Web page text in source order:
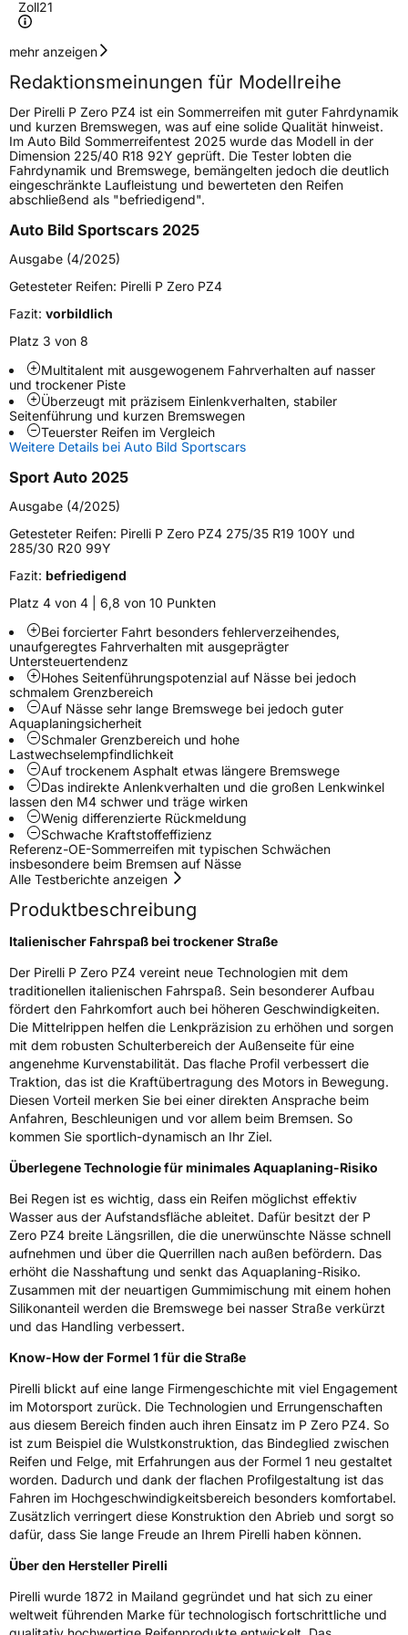
Zoll21
Geschwindigkeitsindex
Höchstgeschwindigkeit
300 km/h
Lastindex 111
Höchstlast1090 kg
Gewicht (in kg)17,21 kg
Generelle Merkmale
FahrzeugtypSUV
VerwendungSommerreifen
ModellnameP Zero PZ4
Fahrzeugart
Weitere Eigenschaften
SchlauchtypTL
ZustandNeureifen
Verstärkt XL
FelgenschutzFR
Empfohlen für BMW
EU Label
EffizienzD
NasshaftungB
Rollgeräusch (Klasse)A
Rollgeräusch (dB)72
FahrzeugklasseC1
3PMSF / Schneeflockensymbol / Alpine-Symbol
Eisgrip
Nein
Allgemeine Produktsicherheit (GPSR)
HerstellerkontaktPIRELLI TYRE SPA, Viale Piero e Alberto
Pirelli 25 20126 Milano Italien,
www.pirelli.com,
consumer.support@pirelli.com
mehr anzeigen
Redaktionsmeinungen für Modellreihe
Der Pirelli P Zero PZ4 ist ein Sommerreifen mit guter Fahrdynamik
und kurzen Bremswegen, was auf eine solide Qualität hinweist.
Im Auto Bild Sommerreifentest 2025 wurde das Modell in der
Dimension 225/40 R18 92Y geprüft. Die Tester lobten die
Fahrdynamik und Bremswege, bemängelten jedoch die deutlich
eingeschränkte Laufleistung und bewerteten den Reifen
abschließend als "befriedigend".
Auto Bild Sportscars 2025
Ausgabe (4/2025)
Getesteter Reifen: Pirelli P Zero PZ4
Fazit: vorbildlich
Platz 3 von 8
Multitalent mit ausgewogenem Fahrverhalten auf nasser
und trockener Piste
Überzeugt mit präzisem Einlenkverhalten, stabiler
Seitenführung und kurzen Bremswegen
Teuerster Reifen im Vergleich
Weitere Details bei Auto Bild Sportscars
Sport Auto 2025
Ausgabe (4/2025)
Getesteter Reifen: Pirelli P Zero PZ4 275/35 R19 100Y und
285/30 R20 99Y
Fazit: befriedigend
Platz 4 von 4 | 6,8 von 10 Punkten
Bei forcierter Fahrt besonders fehlerverzeihendes,
unaufgeregtes Fahrverhalten mit ausgeprägter
Untersteuertendenz
Hohes Seitenführungspotenzial auf Nässe bei jedoch
schmalem Grenzbereich
Auf Nässe sehr lange Bremswege bei jedoch guter
Aquaplaningsicherheit
Schmaler Grenzbereich und hohe
Lastwechselempfindlichkeit
Auf trockenem Asphalt etwas längere Bremswege
Das indirekte Anlenkverhalten und die großen Lenkwinkel
lassen den M4 schwer und träge wirken
Wenig differenzierte Rückmeldung
Schwache Kraftstoffeffizienz
Referenz-OE-Sommerreifen mit typischen Schwächen
insbesondere beim Bremsen auf Nässe
Alle Testberichte anzeigen
Produktbeschreibung
Italienischer Fahrspaß bei trockener Straße
Der Pirelli P Zero PZ4 vereint neue Technologien mit dem
traditionellen italienischen Fahrspaß. Sein besonderer Aufbau
fördert den Fahrkomfort auch bei höheren Geschwindigkeiten.
Die Mittelrippen helfen die Lenkpräzision zu erhöhen und sorgen
mit dem robusten Schulterbereich der Außenseite für eine
angenehme Kurvenstabilität. Das flache Profil verbessert die
Traktion, das ist die Kraftübertragung des Motors in Bewegung.
Diesen Vorteil merken Sie bei einer direkten Ansprache beim
Anfahren, Beschleunigen und vor allem beim Bremsen. So
kommen Sie sportlich-dynamisch an Ihr Ziel.
Überlegene Technologie für minimales Aquaplaning-Risiko
Bei Regen ist es wichtig, dass ein Reifen möglichst effektiv
Wasser aus der Aufstandsfläche ableitet. Dafür besitzt der P
Zero PZ4 breite Längsrillen, die die unerwünschte Nässe schnell
aufnehmen und über die Querrillen nach außen befördern. Das
erhöht die Nasshaftung und senkt das Aquaplaning-Risiko.
Zusammen mit der neuartigen Gummimischung mit einem hohen
Silikonanteil werden die Bremswege bei nasser Straße verkürzt
und das Handling verbessert.
Know-How der Formel 1 für die Straße
Pirelli blickt auf eine lange Firmengeschichte mit viel Engagement
im Motorsport zurück. Die Technologien und Errungenschaften
aus diesem Bereich finden auch ihren Einsatz im P Zero PZ4. So
ist zum Beispiel die Wulstkonstruktion, das Bindeglied zwischen
Reifen und Felge, mit Erfahrungen aus der Formel 1 neu gestaltet
worden. Dadurch und dank der flachen Profilgestaltung ist das
Fahren im Hochgeschwindigkeitsbereich besonders komfortabel.
Zusätzlich verringert diese Konstruktion den Abrieb und sorgt so
dafür, dass Sie lange Freude an Ihrem Pirelli haben können.
Über den Hersteller Pirelli
Pirelli wurde 1872 in Mailand gegründet und hat sich zu einer
weltweit führenden Marke für technologisch fortschrittliche und